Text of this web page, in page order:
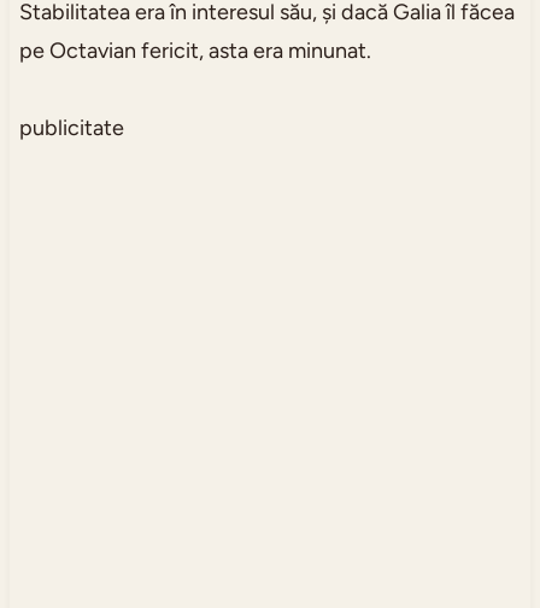
Stabilitatea era în interesul său, și dacă Galia îl făcea
pe Octavian fericit, asta era minunat.
publicitate